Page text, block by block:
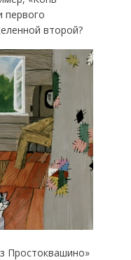
первого
второй?
Простоквашино»